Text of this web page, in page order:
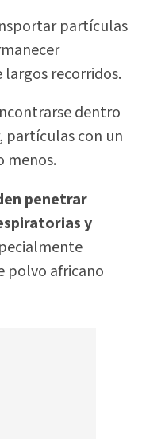
partículas
recorridos.
dentro
partículas con un
menos.
penetrar
y
polvo africano